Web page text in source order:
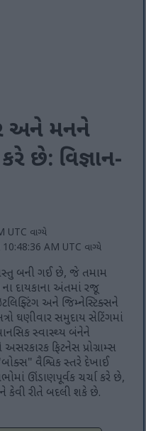
અને મનને
છે: વિજ્ઞાન-
UTC વાગ્યે
AM UTC વાગ્યે
વસ્તુ બની ગઈ છે, જે તમામ
દાયકાના અંતમાં રજૂ
અને જિમ્નેસ્ટિક્સને
ઘણીવાર સમુદાય સેટિંગમાં
સ્વાસ્થ્ય બંનેને
ફિટનેસ પ્રોગ્રામ્સ
વૈશ્વિક સ્તરે દેખાઈ
ઊંડાણપૂર્વક ચર્ચા કરે છે,
કેવી રીતે બદલી શકે છે.